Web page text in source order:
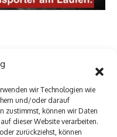
wir Technologien wie
und/oder darauf
zustimmst, können wir Daten
dieser Website verarbeiten.
zurückziehst, können